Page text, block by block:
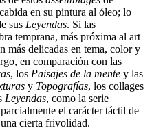
en su pintura al óleo; lo
sus Leyendas. Si las
temprana, más próxima al art
más delicadas en tema, color y
en comparación con las
, los Paisajes de la mente y las
y Topografías, los collages
Leyendas, como la serie
el carácter táctil de
cierta frivolidad.